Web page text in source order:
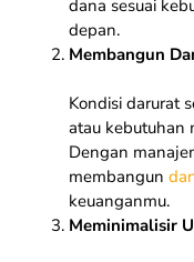
dana sesuai
depan.
Membangun
Kondisi darurat
atau kebutuhan
Dengan
membangun
keuanganmu.
Meminimalisir